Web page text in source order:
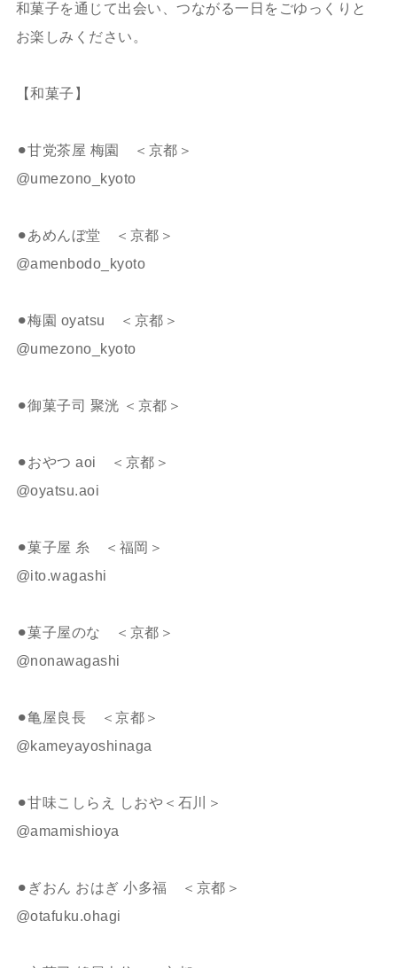
和菓子を通じて出会い、つながる一日をごゆっくりと
お楽しみください。
【和菓子】
⚫︎甘党茶屋 梅園 ＜京都＞
@umezono_kyoto
⚫︎あめんぼ堂 ＜京都＞
@amenbodo_kyoto
⚫︎梅園 oyatsu ＜京都＞
@umezono_kyoto
⚫︎御菓子司 聚洸 ＜京都＞
⚫︎おやつ aoi ＜京都＞
@oyatsu.aoi
⚫︎菓子屋 糸 ＜福岡＞
@ito.wagashi
⚫︎菓子屋のな ＜京都＞
@nonawagashi
⚫︎亀屋良長 ＜京都＞
@kameyayoshinaga
⚫︎甘味こしらえ しおや＜石川＞
@amamishioya
⚫︎ぎおん おはぎ 小多福 ＜京都＞
@otafuku.ohagi